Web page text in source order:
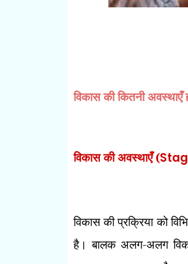
विकास की कितनी अवस्थाएँ
विकास की अवस्थाएँ (
विकास की प्रक्रिया को
है। बालक अलग-अलग